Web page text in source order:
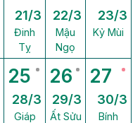
21/3
Đinh
Tỵ
22/3
Mậu
Ngọ
23/3
Kỷ Mùi
25
28/3
Giáp
26
29/3
Ất Sửu
27
30/3
Bính